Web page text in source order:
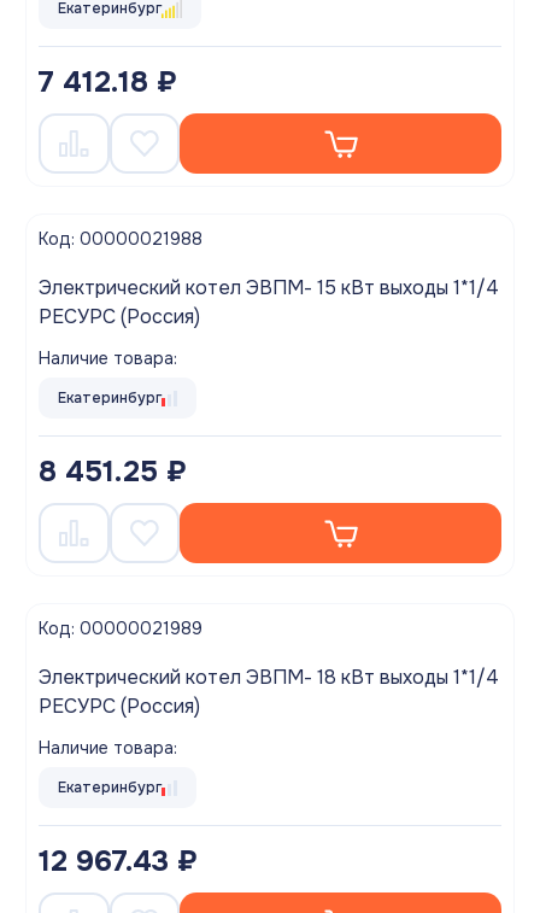
Екатеринбург
7 412.18 ₽
Код: 00000021988
Электрический котел ЭВПМ- 15 кВт выходы 1*1/4
РЕСУРС (Россия)
Наличие товара:
Екатеринбург
8 451.25 ₽
Код: 00000021989
Электрический котел ЭВПМ- 18 кВт выходы 1*1/4
РЕСУРС (Россия)
Наличие товара:
Екатеринбург
12 967.43 ₽